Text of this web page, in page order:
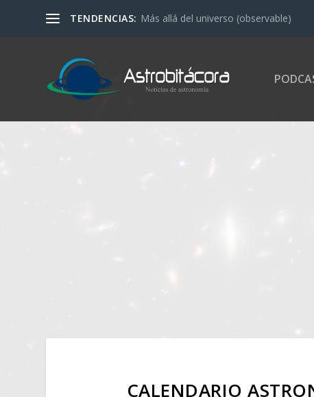
TENDENCIAS: Más allá del universo (observable)
CALENDARIO